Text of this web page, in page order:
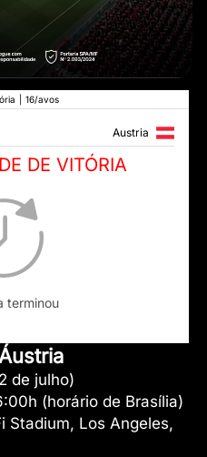
16/avos
Austria
DE VITÓRIA
terminou
de julho)
(horário de Brasília)
Stadium, Los Angeles,